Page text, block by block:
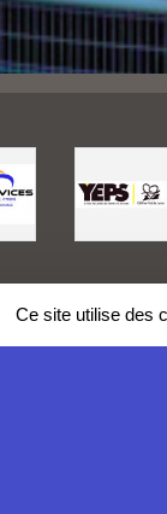
Ce site utilise des